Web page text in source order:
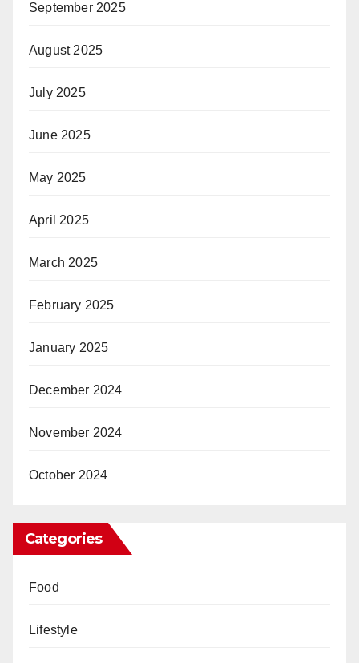
September 2025
August 2025
July 2025
June 2025
May 2025
April 2025
March 2025
February 2025
January 2025
December 2024
November 2024
October 2024
Categories
Food
Lifestyle